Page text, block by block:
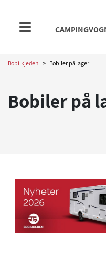
Bobilkjeden > Bobiler på lager
Bobiler på